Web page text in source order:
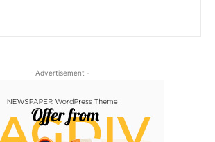
- Advertisement -